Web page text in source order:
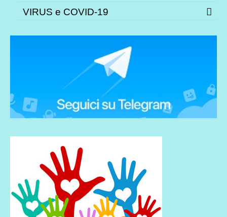
VIRUS e COVID-19